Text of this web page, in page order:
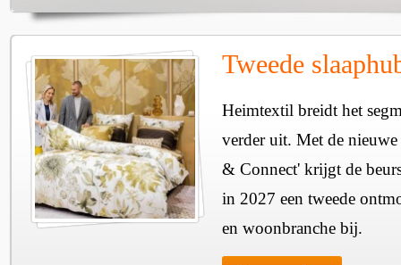
Tweede
Heimtextil breidt het
verder uit. Met de
& Connect' krijgt de
in 2027 een tweede
en woonbranche bij.